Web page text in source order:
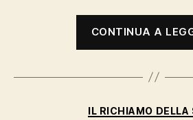
CONTINUA A
IL RICHIAMO DELLA